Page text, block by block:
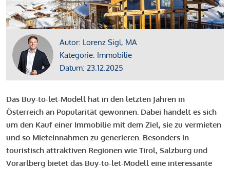
Autor: Lorenz Sigl, MA
Kategorie: Immobilie
Datum: 23.12.2025
Das Buy-to-let-Modell hat in den letzten Jahren in
Österreich an Popularität gewonnen. Dabei handelt es sich
um den Kauf einer Immobilie mit dem Ziel, sie zu vermieten
und so Mieteinnahmen zu generieren. Besonders in
touristisch attraktiven Regionen wie Tirol, Salzburg und
Vorarlberg bietet das Buy-to-let-Modell eine interessante